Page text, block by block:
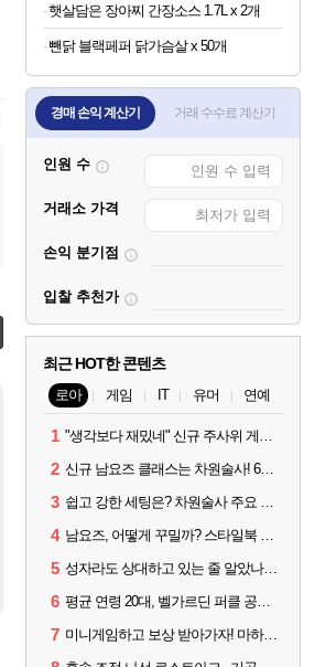
[174]
ㅇㅂ ) 재밌게 까네 [64]
아이온2 글로벌서버 해외 유저 반응 [20]
페이커가 미리 알려준 방출순서 ㄷㄷㄷㄷ
이 맛에 주말던전 돔 [11]
GTA6 8월 28일 넷플릭스에서 예고편 공개 예정
아반테 2.0 자연흡기? [1]
아스오라 카가미하라 하루 성우 정보 및 주요 필모
모든 엘리트 골렘 위치 공략 (30개) - 방랑 결
햇살담은 장아찌 간장소스 1.7L x 2개
뺀닭 블랙페퍼 닭가슴살 x 50개
경매 손익 계산기 거래 수수료 계산기
인원 수
거래소 가격
손익 분기점
입찰 추천가
최근 HOT한 콘텐츠
로아 게임 IT 유머 연예
1 "생각보다 재밌네" 신규 주사위 게임 티카투카 호평
2 신규 남요즈 클래스는 차원술사! 6월 20일 로아온 썸머 정리
3 쉽고 강한 세팅은? 차원술사 주요 빌드와 스킬 코드
4 남요즈, 어떻게 꾸밀까? 스타일북 인기 차원술사 커스터마이즈
5 성자라도 상대하고 있는 줄 알았나? 벨가르딘 이모저모
6 평균 연령 20대, 벨가르딘 퍼클 공대 '영로티'를 만나다
7 미니게임하고 보상 받아가자! 마하라카 썸머 캠프 할 일은?